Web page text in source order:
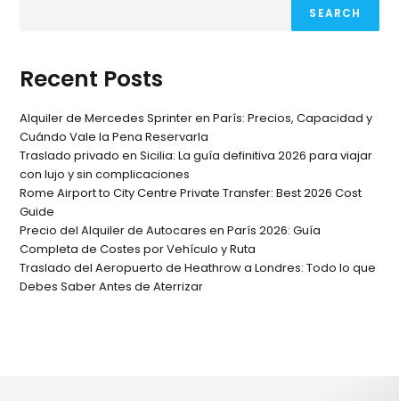
SEARCH
Recent Posts
Alquiler de Mercedes Sprinter en París: Precios, Capacidad y
Cuándo Vale la Pena Reservarla
Traslado privado en Sicilia: La guía definitiva 2026 para viajar
con lujo y sin complicaciones
Rome Airport to City Centre Private Transfer: Best 2026 Cost
Guide
Precio del Alquiler de Autocares en París 2026: Guía
Completa de Costes por Vehículo y Ruta
Traslado del Aeropuerto de Heathrow a Londres: Todo lo que
Debes Saber Antes de Aterrizar